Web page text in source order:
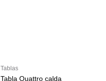
Tablas
Tabla Quattro calda